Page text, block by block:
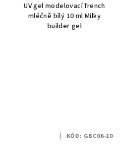
UV gel modelovací french
mléčně bílý 10 ml Milky
builder gel
KÓD: GBC06-10